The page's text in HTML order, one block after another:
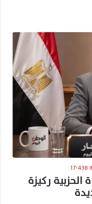
17٬438
ركيزة